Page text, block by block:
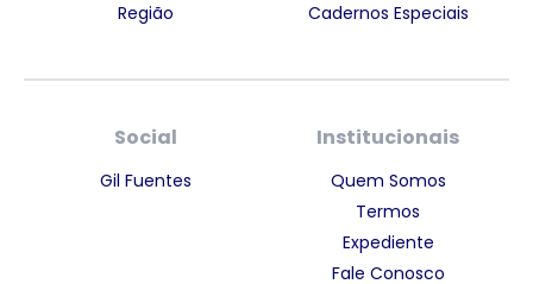
Região
Cadernos Especiais
Social
Gil Fuentes
Institucionais
Quem Somos
Termos
Expediente
Fale Conosco